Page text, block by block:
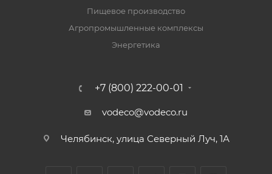
Пищевое производство
Агропромышленные комплексы
Энергетика
+7 (800) 222-00-01
vodeco@vodeco.ru
Челябинск, улица Северный Луч, 1А